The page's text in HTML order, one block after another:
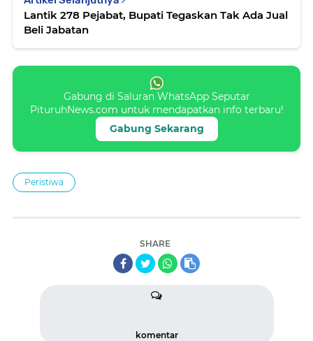
Lantik 278 Pejabat, Bupati Tegaskan Tak Ada Jual
Beli Jabatan
Gabung di Saluran WhatsApp Seputar
PituruhNews.com untuk mendapatkan info terbaru!
Gabung Sekarang
Peristiwa
SHARE
komentar